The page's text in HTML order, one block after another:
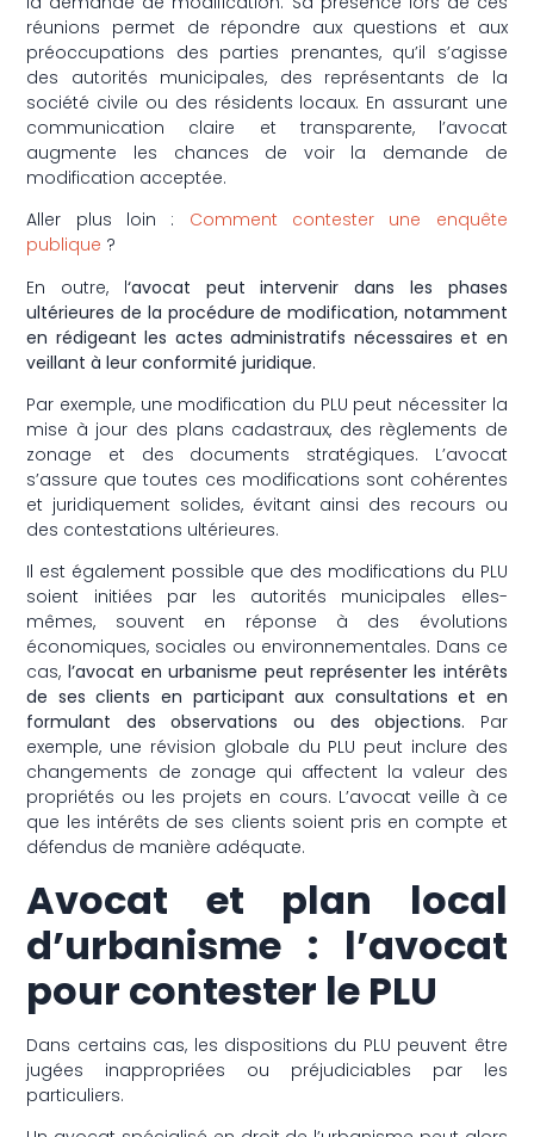
réunions permet de répondre aux questions et aux
préoccupations des parties prenantes, qu’il s’agisse
des autorités municipales, des représentants de la
société civile ou des résidents locaux. En assurant une
communication claire et transparente, l’avocat
augmente les chances de voir la demande de
modification acceptée.
Aller plus loin : Comment contester une enquête
publique ?
En outre, l‘avocat peut intervenir dans les phases
ultérieures de la procédure de modification, notamment
en rédigeant les actes administratifs nécessaires et en
veillant à leur conformité juridique.
Par exemple, une modification du PLU peut nécessiter la
mise à jour des plans cadastraux, des règlements de
zonage et des documents stratégiques. L’avocat
s’assure que toutes ces modifications sont cohérentes
et juridiquement solides, évitant ainsi des recours ou
des contestations ultérieures.
Il est également possible que des modifications du PLU
soient initiées par les autorités municipales elles-
mêmes, souvent en réponse à des évolutions
économiques, sociales ou environnementales. Dans ce
cas, l’avocat en urbanisme peut représenter les intérêts
de ses clients en participant aux consultations et en
formulant des observations ou des objections. Par
exemple, une révision globale du PLU peut inclure des
changements de zonage qui affectent la valeur des
propriétés ou les projets en cours. L’avocat veille à ce
que les intérêts de ses clients soient pris en compte et
défendus de manière adéquate.
Avocat et plan local
d’urbanisme : l’avocat
pour contester le PLU
Dans certains cas, les dispositions du PLU peuvent être
jugées inappropriées ou préjudiciables par les
particuliers.